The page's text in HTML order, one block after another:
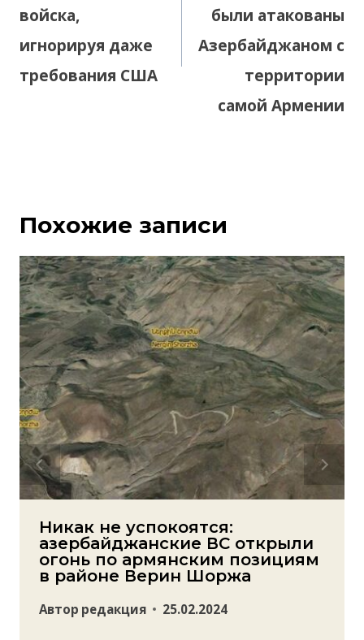
войска,
игнорируя даже
требования США
были атакованы
Азербайджаном с
территории
самой Армении
Похожие записи
Никак не успокоятся:
азербайджанские ВС открыли
огонь по армянским позициям
в районе Верин Шоржа
Автор редакция 25.02.2024